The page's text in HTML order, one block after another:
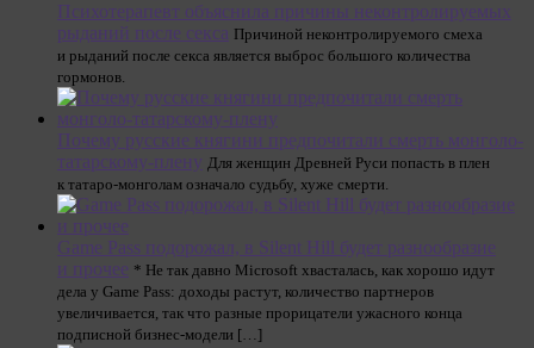
Психотерапевт объяснила причины неконтролируемых
рыданий после секса Причиной неконтролируемого смеха
и рыданий после секса является выброс большого количества
гормонов.
Почему русские княгини предпочитали смерть монголо-
татарскому-плену Для женщин Древней Руси попасть в плен
к татаро-монголам означало судьбу, хуже смерти.
Game Pass подорожал, в Silent Hill будет разнообразие
и прочее * Не так давно Microsoft хвасталась, как хорошо идут
дела у Game Pass: доходы растут, количество партнеров
увеличивается, так что разные прорицатели ужасного конца
подписной бизнес-модели […]